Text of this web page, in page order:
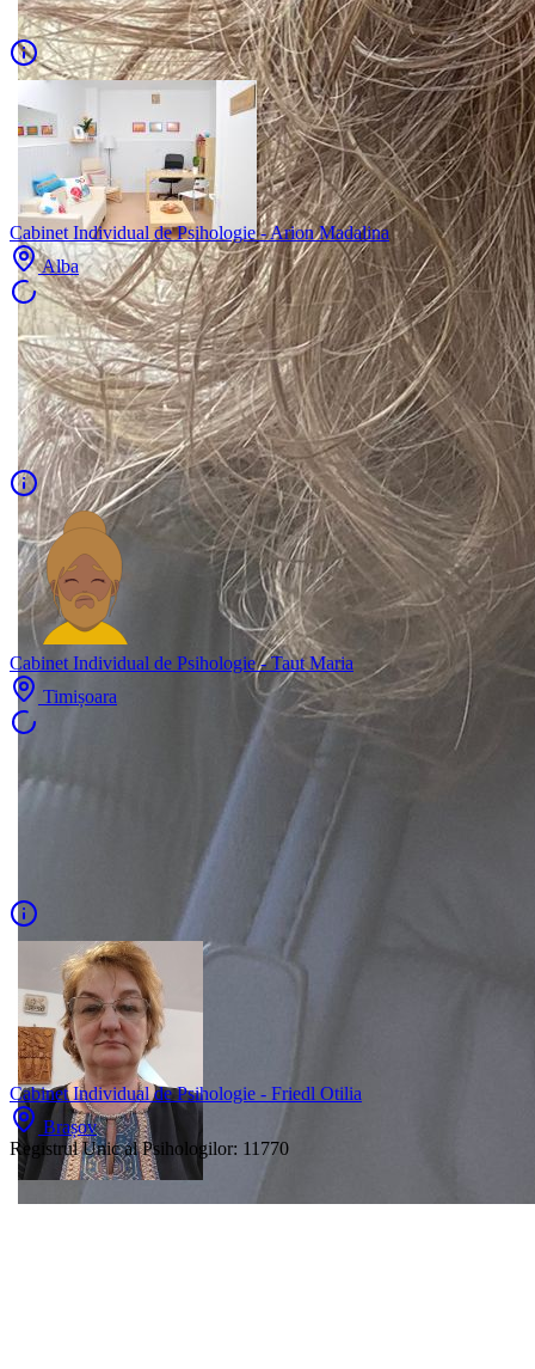
Cabinet Individual de Psihologie - Arion Madalina
Alba
Cabinet Individual de Psihologie - Taut Maria
Timișoara
Cabinet Individual de Psihologie - Friedl Otilia
Brașov
Registrul Unic al Psihologilor: 11770